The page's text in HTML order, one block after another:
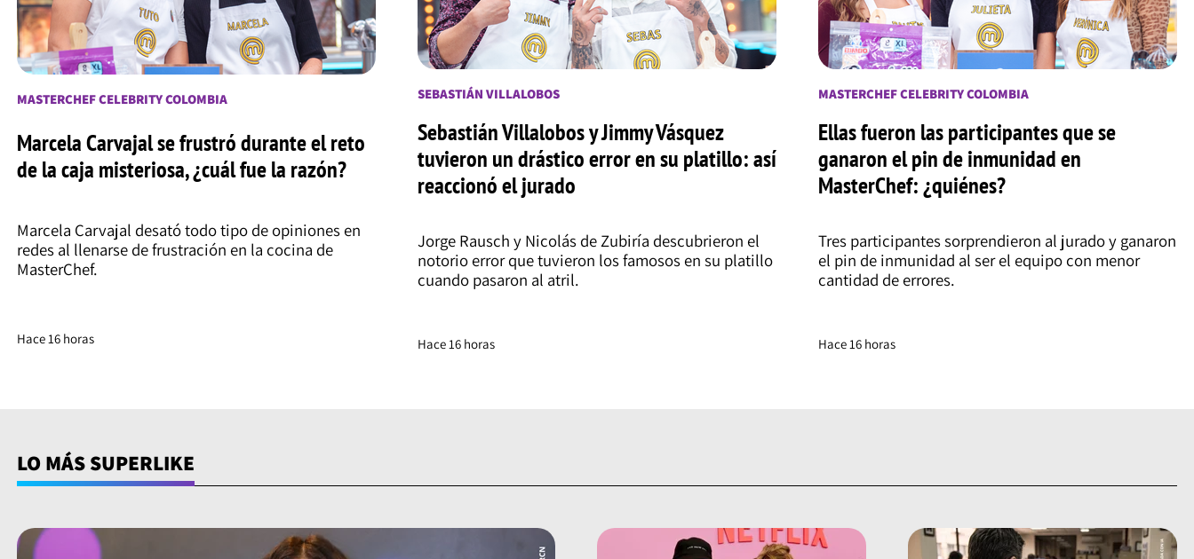
MASTERCHEF CELEBRITY COLOMBIA
Marcela Carvajal se frustró durante el reto
de la caja misteriosa, ¿cuál fue la razón?
Marcela Carvajal desató todo tipo de opiniones en
redes al llenarse de frustración en la cocina de
MasterChef.
Hace 16 horas
SEBASTIÁN VILLALOBOS
Sebastián Villalobos y Jimmy Vásquez
tuvieron un drástico error en su platillo: así
reaccionó el jurado
Jorge Rausch y Nicolás de Zubiría descubrieron el
notorio error que tuvieron los famosos en su platillo
cuando pasaron al atril.
Hace 16 horas
MASTERCHEF CELEBRITY COLOMBIA
Ellas fueron las participantes que se
ganaron el pin de inmunidad en
MasterChef: ¿quiénes?
Tres participantes sorprendieron al jurado y ganaron
el pin de inmunidad al ser el equipo con menor
cantidad de errores.
Hace 16 horas
LO MÁS SUPERLIKE